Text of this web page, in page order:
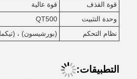
قوة القذف
قوة عالية
وحدة التثبيت
QT500
نظام التحكم
(بورشيسون) ،
التطبيقات: